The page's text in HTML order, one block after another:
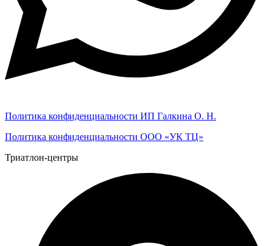
Политика конфиденциальности ИП Галкина О. Н.
Политика конфиденциальности ООО «УК ТЦ»
Триатлон-центры